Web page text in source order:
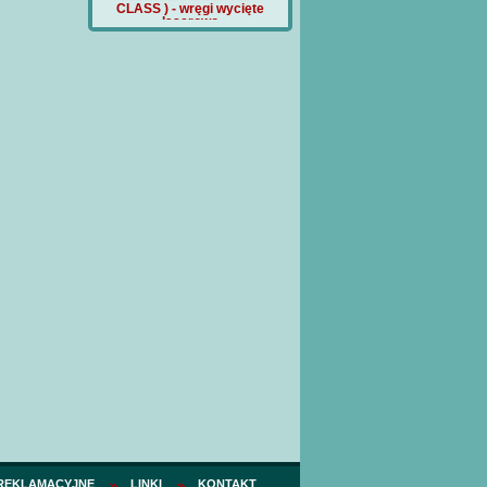
CLASS ) - wręgi wycięte
laserowo
Cena:90 PLN
LINKI KONTAKT